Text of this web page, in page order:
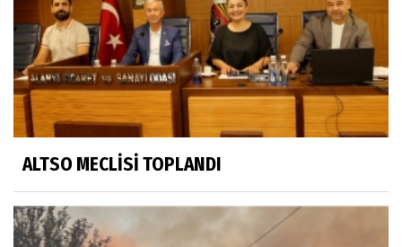
ALTSO MECLİSİ TOPLANDI